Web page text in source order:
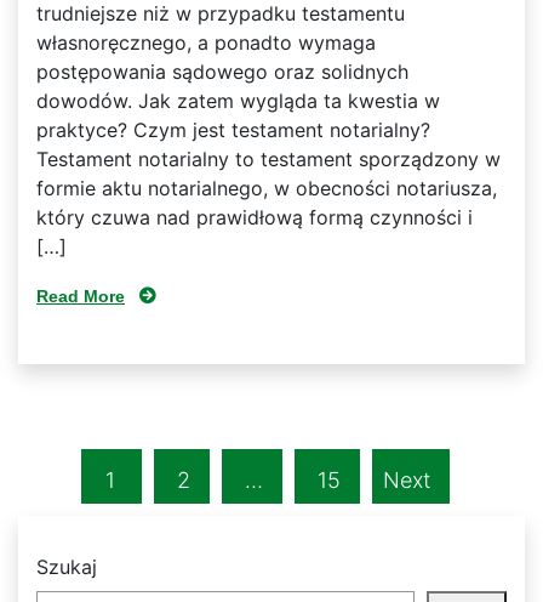
trudniejsze niż w przypadku testamentu
własnoręcznego, a ponadto wymaga
postępowania sądowego oraz solidnych
dowodów. Jak zatem wygląda ta kwestia w
praktyce? Czym jest testament notarialny?
Testament notarialny to testament sporządzony w
formie aktu notarialnego, w obecności notariusza,
który czuwa nad prawidłową formą czynności i
[…]
Read More
1 2 … 15 Next
Szukaj